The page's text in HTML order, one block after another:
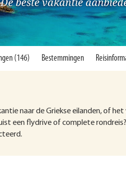
De beste vakantie
(146) Bestemmingen
naar de Griekse eilanden, of
een flydrive of complete